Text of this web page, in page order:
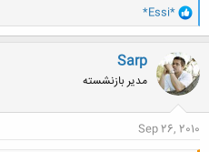
و
ا
ک
ن
ش
ه
ا
*Essi*
Sarp
مدیر بازنشسته
Sep 26, 2010